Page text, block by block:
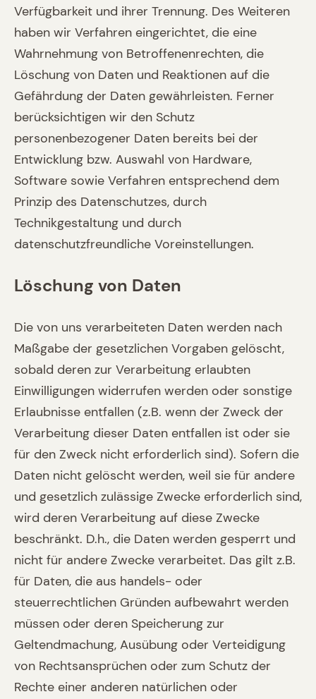
Verfügbarkeit und ihrer Trennung. Des Weiteren
haben wir Verfahren eingerichtet, die eine
Wahrnehmung von Betroffenenrechten, die
Löschung von Daten und Reaktionen auf die
Gefährdung der Daten gewährleisten. Ferner
berücksichtigen wir den Schutz
personenbezogener Daten bereits bei der
Entwicklung bzw. Auswahl von Hardware,
Software sowie Verfahren entsprechend dem
Prinzip des Datenschutzes, durch
Technikgestaltung und durch
datenschutzfreundliche Voreinstellungen.
Löschung von Daten
Die von uns verarbeiteten Daten werden nach
Maßgabe der gesetzlichen Vorgaben gelöscht,
sobald deren zur Verarbeitung erlaubten
Einwilligungen widerrufen werden oder sonstige
Erlaubnisse entfallen (z.B. wenn der Zweck der
Verarbeitung dieser Daten entfallen ist oder sie
für den Zweck nicht erforderlich sind). Sofern die
Daten nicht gelöscht werden, weil sie für andere
und gesetzlich zulässige Zwecke erforderlich sind,
wird deren Verarbeitung auf diese Zwecke
beschränkt. D.h., die Daten werden gesperrt und
nicht für andere Zwecke verarbeitet. Das gilt z.B.
für Daten, die aus handels- oder
steuerrechtlichen Gründen aufbewahrt werden
müssen oder deren Speicherung zur
Geltendmachung, Ausübung oder Verteidigung
von Rechtsansprüchen oder zum Schutz der
Rechte einer anderen natürlichen oder